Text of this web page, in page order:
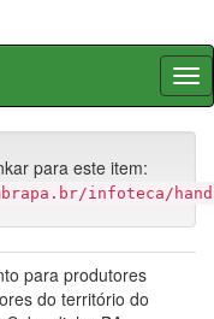
para este item:
infoteca/
para produtores
do território do